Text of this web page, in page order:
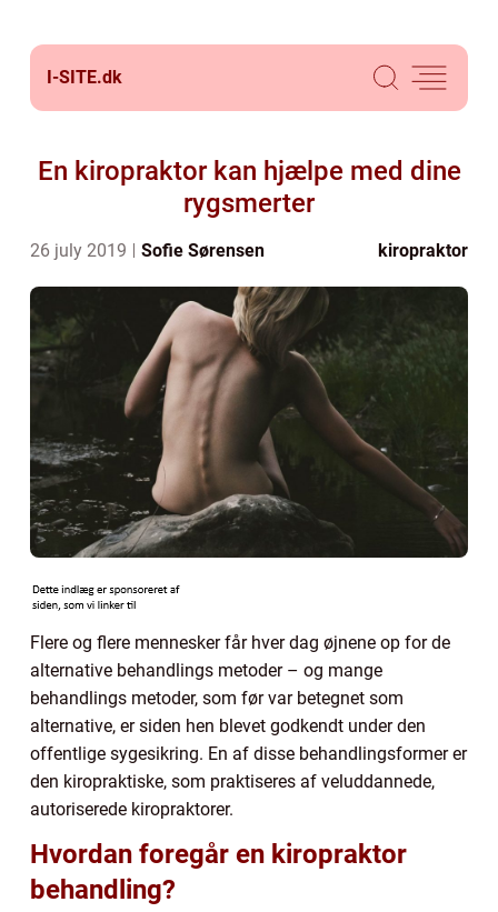
I-SITE.dk
En kiropraktor kan hjælpe med dine
rygsmerter
26 july 2019 Sofie Sørensen kiropraktor
Flere og flere mennesker får hver dag øjnene op for de
alternative behandlings metoder – og mange
behandlings metoder, som før var betegnet som
alternative, er siden hen blevet godkendt under den
offentlige sygesikring. En af disse behandlingsformer er
den kiropraktiske, som praktiseres af veluddannede,
autoriserede kiropraktorer.
Hvordan foregår en kiropraktor
behandling?